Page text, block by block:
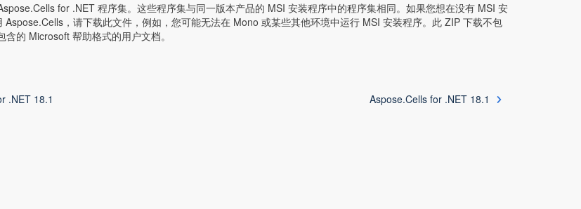
for .NET 程序集。这些程序集与同一版本产品的 MSI 安装程序中的程序集相同。如果您想在没有 MSI 安
Aspose.Cells，请下载此文件，例如，您可能无法在 Mono 或某些其他环境中运行 MSI 安装程序。此 ZIP 下载不包
的 Microsoft 帮助格式的用户文档。
.NET 18.1 Aspose.Cells for .NET 18.1